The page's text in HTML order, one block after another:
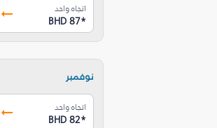
اتجاه واحد
BHD 87*
نوفمبر
اتجاه واحد
BHD 82*